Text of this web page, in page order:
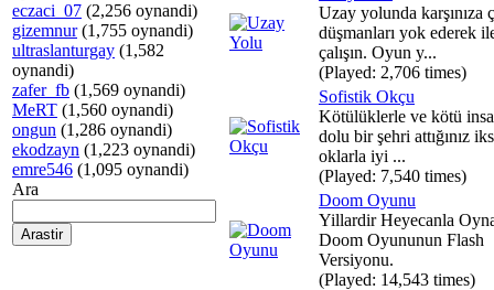
eczaci_07 (2,256 oynandi)
gizemnur(1,755 oynandi)
ultraslanturgay (1,582
oynandi)
zafer_fb (1,569 oynandi)
MeRT (1,560 oynandi)
ongun (1,286 oynandi)
ekodzayn (1,223 oynandi)
emre546 (1,095 oynandi)
Ara
Uzay yolunda karşınıza
düşmanları yok ederek
çalışın. Oyun y...
(Played: 2,706 times)
Sofistik Okçu
Kötülüklerle ve kötü
dolu bir şehri attığınız
oklarla iyi ...
(Played: 7,540 times)
Doom Oyunu
Yillardir Heyecanla
Doom Oyununun Flash
Versiyonu.
(Played: 14,543 times)